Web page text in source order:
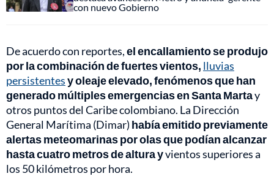
con nuevo Gobierno
De acuerdo con reportes,el encallamiento se produjo
por la combinación de fuertes vientos, lluvias
persistentesy oleaje elevado, fenómenos que han
generado múltiples emergencias en Santa Martay
otros puntos del Caribe colombiano. La Dirección
General Marítima (Dimar) había emitido previamente
alertas meteomarinas por olas que podían alcanzar
hasta cuatro metros de altura yvientos superiores a
los 50 kilómetros por hora.